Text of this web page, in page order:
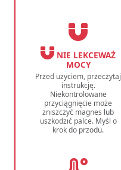
NIE LEKCEWAŻ
MOCY
Przed użyciem, przeczytaj
instrukcję.
Niekontrolowane
przyciągnięcie może
zniszczyć magnes lub
uszkodzić palce. Myśl o
krok do przodu.